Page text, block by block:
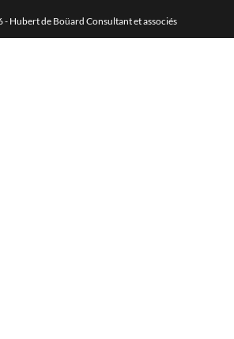
Hubert de Boüard Consultant et associés